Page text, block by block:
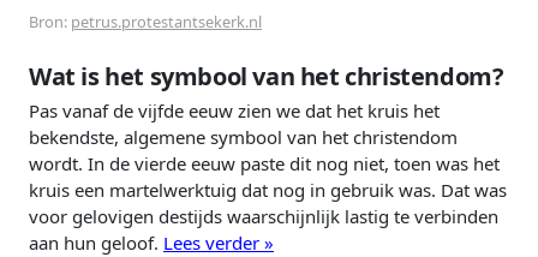
Bron: petrus.protestantsekerk.nl
Wat is het symbool van het christendom?
Pas vanaf de vijfde eeuw zien we dat het kruis het
bekendste, algemene symbool van het christendom
wordt. In de vierde eeuw paste dit nog niet, toen was het
kruis een martelwerktuig dat nog in gebruik was. Dat was
voor gelovigen destijds waarschijnlijk lastig te verbinden
aan hun geloof. Lees verder »